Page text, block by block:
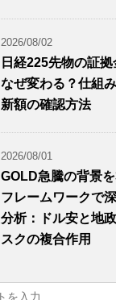
2026/08/02
日経225先物の証拠
なぜ変わる？仕組
新額の確認方法
2026/08/01
GOLD急騰の背景
フレームワークで
分析：ドル安と地
スクの複合作用